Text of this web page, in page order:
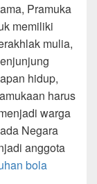
Pramuka
memiliki
mulia,
hidup,
harus
warga
Negara
anggota
bola